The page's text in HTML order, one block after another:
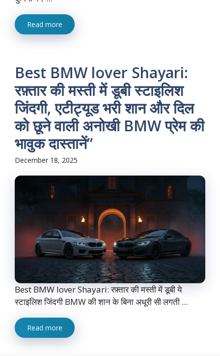
Read more
Best BMW lover Shayari:
रफ़्तार की मस्ती में डूबी स्टाइलिश
जिंदगी, एटीट्यूड भरी शान और दिल
को छूने वाली अनोखी BMW प्रेम की
भावुक दास्तानें”
December 18, 2025
Best BMW lover Shayari: रफ़्तार की मस्ती में डूबी ये
स्टाइलिश जिंदगी BMW की शान के बिना अधूरी सी लगती ...
Read more